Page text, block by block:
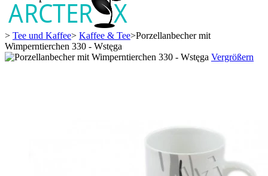
> Tee und Kaffee> Kaffee & Tee>Porzellanbecher mit
Wimperntierchen 330 - Wstęga
Vergrößern